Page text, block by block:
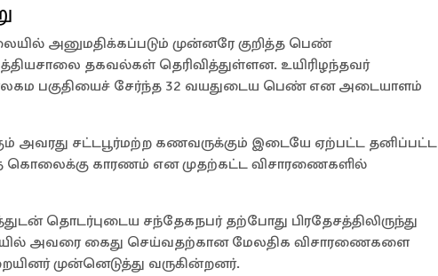
அனுமதிக்கப்படும் முன்னரே குறித்த பெண்
தகவல்கள் தெரிவித்துள்ளன. உயிரிழந்தவர்
பகுதியைச் சேர்ந்த 32 வயதுடைய பெண் என அடையாளம்
அவரது சட்டபூர்மற்ற கணவருக்கும் இடையே ஏற்பட்ட தனிப்பட்ட
கொலைக்கு காரணம் என முதற்கட்ட விசாரணைகளில்
தொடர்புடைய சந்தேகநபர் தற்போது பிரதேசத்திலிருந்து
அவரை கைது செய்வதற்கான மேலதிக விசாரணைகளை
முன்னெடுத்து வருகின்றனர்.